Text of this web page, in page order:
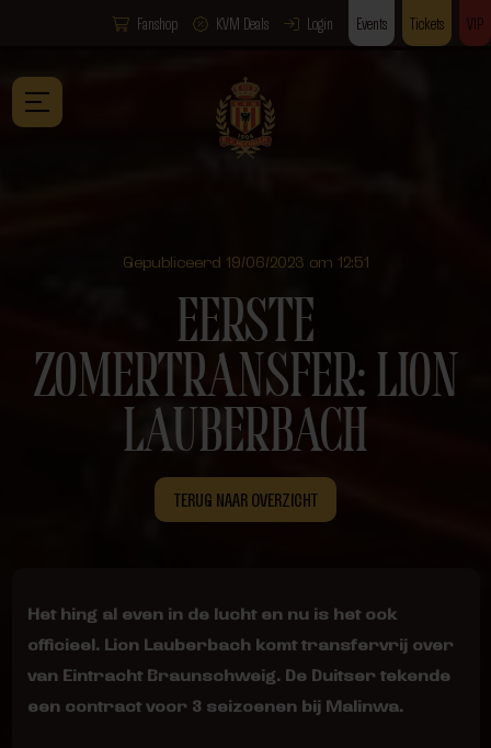
Fanshop KVM Deals Login Events Tickets VIP
Gepubliceerd 19/06/2023 om 12:51
EERSTE
ZOMERTRANSFER: LION
LAUBERBACH
TERUG NAAR OVERZICHT
Het hing al even in de lucht en nu is het ook
officieel. Lion Lauberbach komt transfervrij over
van Eintracht Braunschweig. De Duitser tekende
een contract voor 3 seizoenen bij Malinwa.